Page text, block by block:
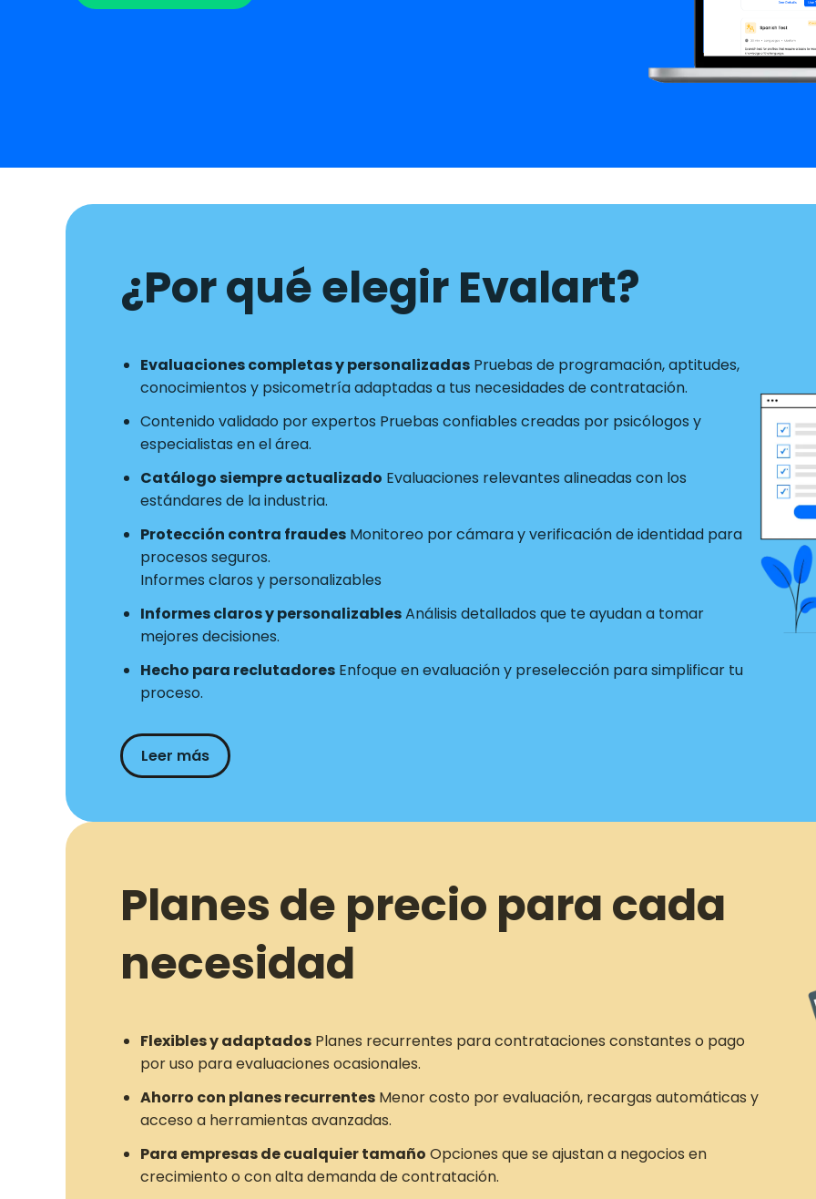
¿Por qué elegir Evalart?
Evaluaciones completas y personalizadas Pruebas de programación, aptitudes,
conocimientos y psicometría adaptadas a tus necesidades de contratación.
Contenido validado por expertos Pruebas confiables creadas por psicólogos y
especialistas en el área.
Catálogo siempre actualizado Evaluaciones relevantes alineadas con los
estándares de la industria.
Protección contra fraudes Monitoreo por cámara y verificación de identidad para
procesos seguros.
Informes claros y personalizables
Informes claros y personalizablesAnálisis detallados que te ayudan a tomar
mejores decisiones.
Hecho para reclutadores Enfoque en evaluación y preselección para simplificar tu
proceso.
Leer más
Planes de precio para cada
necesidad
Flexibles y adaptados Planes recurrentes para contrataciones constantes o pago
por uso para evaluaciones ocasionales.
Ahorro con planes recurrentes Menor costo por evaluación, recargas automáticas y
acceso a herramientas avanzadas.
Para empresas de cualquier tamaño Opciones que se ajustan a negocios en
crecimiento o con alta demanda de contratación.